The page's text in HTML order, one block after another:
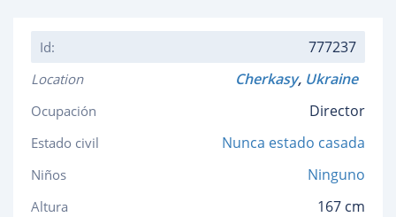
Id: 777237
Location Cherkasy, Ukraine
Ocupación Director
Estado civil Nunca estado casada
Niños Ninguno
Altura 167 cm